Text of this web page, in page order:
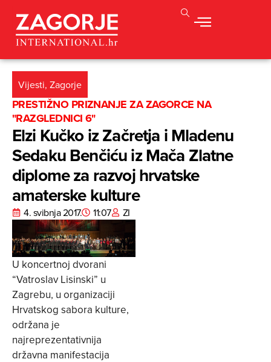
Vijesti, Zagorje
PRESTIŽNO PRIZNANJE ZA ZAGORCE NA
"RAZGLEDNICI 6"
Elzi Kučko iz Začretja i Mladenu
Sedaku Benčiću iz Mača Zlatne
diplome za razvoj hrvatske
amaterske kulture
4. svibnja 2017. 11:07 ZI
U koncertnoj dvorani
“Vatroslav Lisinski” u
Zagrebu, u organizaciji
Hrvatskog sabora kulture,
održana je
najreprezentativnija
državna manifestacija